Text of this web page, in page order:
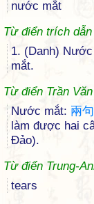
nước mắt
Từ điển trích dẫn
1. (Danh)
mắt.
Từ điển Trần
Nước mắt: 兩句
làm được hai
Đảo).
Từ điển Trung-
tears